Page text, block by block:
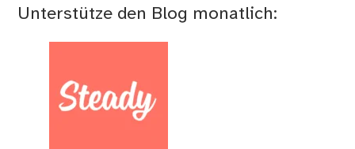
Unterstütze den Blog monatlich: